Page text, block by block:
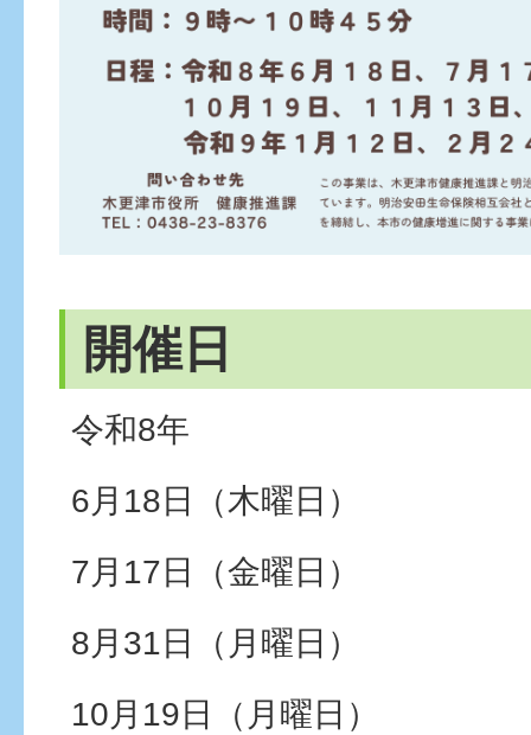
開催日
令和8年
6月18日（木曜日）
7月17日（金曜日）
8月31日（月曜日）
10月19日（月曜日）